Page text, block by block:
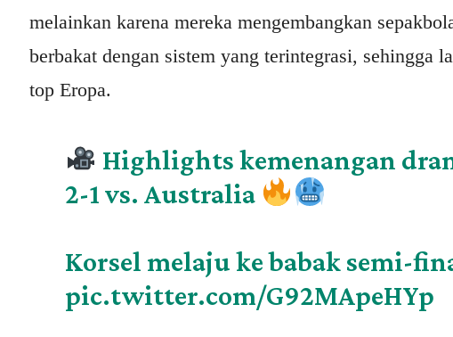
melainkan karena mereka mengembangkan
berbakat dengan sistem yang terintegrasi, sehingga
top Eropa.
Highlights kemenangan
2-1 vs. Australia
Korsel melaju ke babak semi-
pic.twitter.com/G92MApeHYp